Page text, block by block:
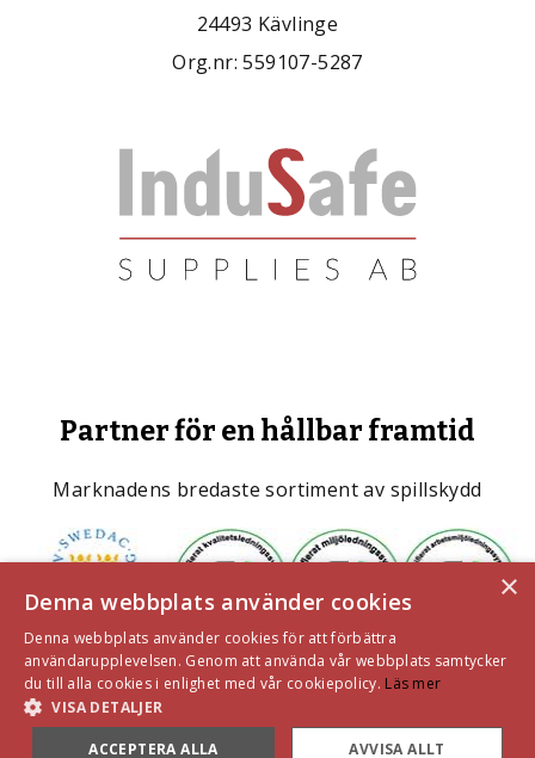
24493 Kävlinge
Org.nr: 559107-5287
Partner för en hållbar framtid
Marknadens bredaste sortiment av spillskydd
×
Denna webbplats använder cookies
Denna webbplats använder cookies för att förbättra
användarupplevelsen. Genom att använda vår webbplats samtycker
du till alla cookies i enlighet med vår cookiepolicy. Läs mer
VISA DETALJER
ACCEPTERA ALLA AVVISA ALLT